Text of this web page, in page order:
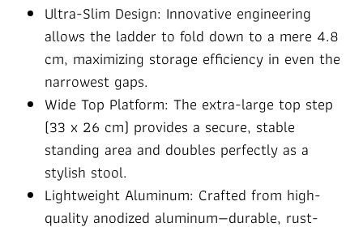
Ultra-Slim Design: Innovative engineering
allows the ladder to fold down to a mere 4.8
cm, maximizing storage efficiency in even the
narrowest gaps.
Wide Top Platform: The extra-large top step
(33 x 26 cm) provides a secure, stable
standing area and doubles perfectly as a
stylish stool.
Lightweight Aluminum: Crafted from high-
quality anodized aluminum—durable, rust-